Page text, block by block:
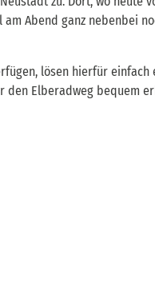
Abend ganz nebenbei
lösen hierfür einfach
den Elberadweg bequem